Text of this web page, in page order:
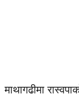
माथागढीमा